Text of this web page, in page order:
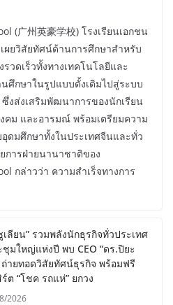
(广州英豪学校) โรงเรียนเอกชน
ผยวิสัยทัศน์ด้านการศึกษาสำหรับ
วดเร็วทั้งทางเทคโนโลยีและ
ศึกษาในรูปแบบดั้งเดิมไปสู่ระบบ
งส่งเสริมพัฒนาการของนักเรียน
ม และอารมณ์ พร้อมเตรียมความ
ดมศึกษาทั้งในประเทศจีนและทั่ว
การฝ่ายนานาชาติของ
กล่าวว่า ความสำเร็จทางการ
ลียน” รวมพลังนักธุรกิจทั่วประเทศ
ชุมใหญ่แห่งปี พบ CEO “ดร.ปิยะ
ายทอดวิสัยทัศน์ธุรกิจ พร้อมฟรี
ต “โชค รถแห่” ยกวง
2026